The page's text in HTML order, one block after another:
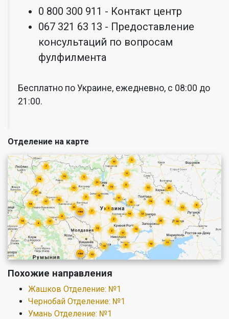
0 800 300 911 - Контакт центр
067 321 63 13 - Предоставление
консультаций по вопросам
фулфилмента
Бесплатно по Украине, ежедневно, с 08:00 до
21:00.
Отделение на карте
Похожие направления
Жашков Отделение: №1
Чернобай Отделение: №1
Умань Отделение: №1